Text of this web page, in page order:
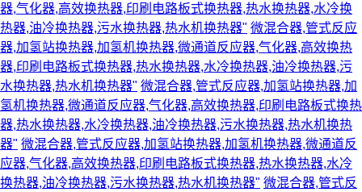
器,气化器,高效换热器,印刷电路板式换热器,热水换热器,水冷换
热器,油冷换热器,污水换热器,热水机换热器" 微混合器,管式反应
器,加氢站换热器,加氢机换热器,微通道反应器,气化器,高效换热
器,印刷电路板式换热器,热水换热器,水冷换热器,油冷换热器,污
水换热器,热水机换热器" 微混合器,管式反应器,加氢站换热器,加
氢机换热器,微通道反应器,气化器,高效换热器,印刷电路板式换热
器,热水换热器,水冷换热器,油冷换热器,污水换热器,热水机换热
器" 微混合器,管式反应器,加氢站换热器,加氢机换热器,微通道反
应器,气化器,高效换热器,印刷电路板式换热器,热水换热器,水冷
换热器,油冷换热器,污水换热器,热水机换热器" 微混合器,管式反